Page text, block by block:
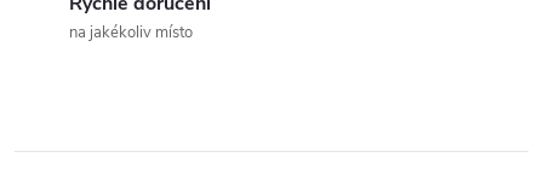
na jakékoliv místo